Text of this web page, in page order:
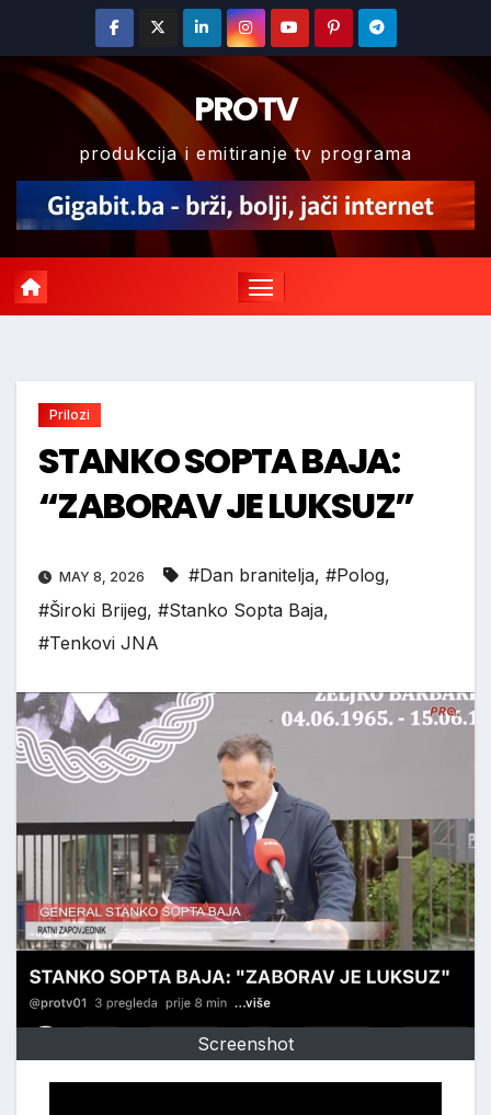
content
PROTV
produkcija i emitiranje tv programa
Prilozi
STANKO SOPTA BAJA:
“ZABORAV JE LUKSUZ”
MAY 8, 2026 #Dan branitelja, #Polog,
#Široki Brijeg, #Stanko Sopta Baja,
#Tenkovi JNA
Screenshot